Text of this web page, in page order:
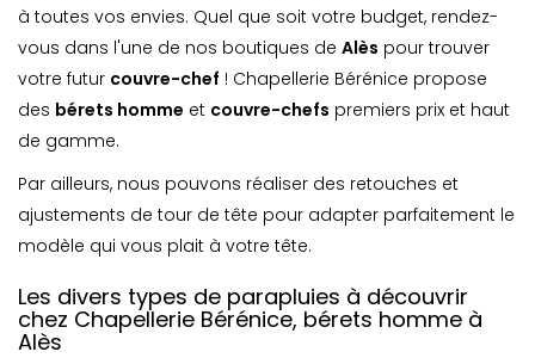
à toutes vos envies. Quel que soit votre budget, rendez-
vous dans l'une de nos boutiques de Alès pour trouver
votre futur couvre-chef ! Chapellerie Bérénice propose
des bérets homme et couvre-chefs premiers prix et haut
de gamme.
Par ailleurs, nous pouvons réaliser des retouches et
ajustements de tour de tête pour adapter parfaitement le
modèle qui vous plait à votre tête.
Les divers types de parapluies à découvrir
chez Chapellerie Bérénice, bérets homme à
Alès